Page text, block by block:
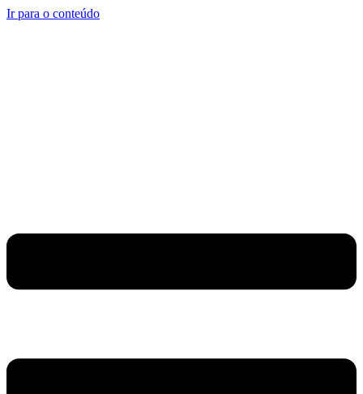
Ir para o conteúdo